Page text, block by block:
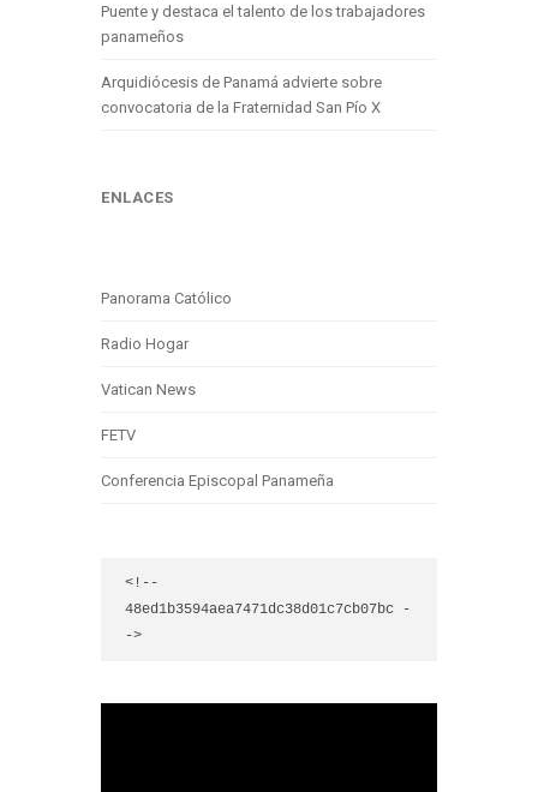
Puente y destaca el talento de los trabajadores
panameños
Arquidiócesis de Panamá advierte sobre
convocatoria de la Fraternidad San Pío X
ENLACES
Panorama Católico
Radio Hogar
Vatican News
FETV
Conferencia Episcopal Panameña
<!--
48ed1b3594aea7471dc38d01c7cb07bc -
->